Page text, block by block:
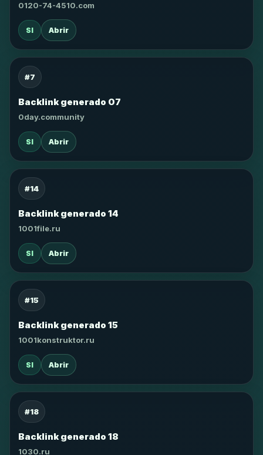
0120-74-4510.com
SI Abrir
#7
Backlink generado 07
0day.community
SI Abrir
#14
Backlink generado 14
1001file.ru
SI Abrir
#15
Backlink generado 15
1001konstruktor.ru
SI Abrir
#18
Backlink generado 18
1030.ru